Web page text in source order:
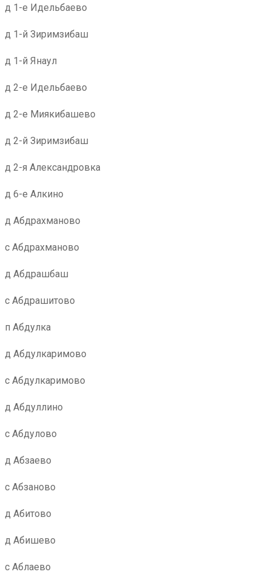
д 1-е Идельбаево
д 1-й Зиримзибаш
д 1-й Янаул
д 2-е Идельбаево
д 2-е Миякибашево
д 2-й Зиримзибаш
д 2-я Александровка
д 6-е Алкино
д Абдрахманово
с Абдрахманово
д Абдрашбаш
с Абдрашитово
п Абдулка
д Абдулкаримово
с Абдулкаримово
д Абдуллино
с Абдулово
д Абзаево
с Абзаново
д Абитово
д Абишево
с Аблаево